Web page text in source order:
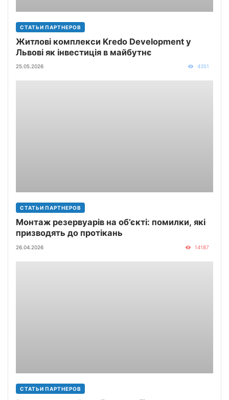
СТАТЬИ ПАРТНЕРОВ
Житлові комплекси Kredo Development у
Львові як інвестиція в майбутнє
25.05.2026 4351
СТАТЬИ ПАРТНЕРОВ
Монтаж резервуарів на об’єкті: помилки, які
призводять до протікань
26.04.2026 14187
СТАТЬИ ПАРТНЕРОВ